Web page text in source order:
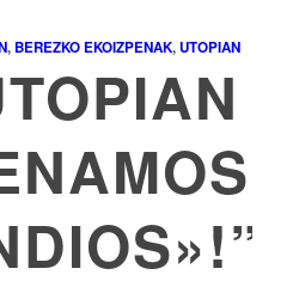
, BEREZKO EKOIZPENAK,UTOPIAN